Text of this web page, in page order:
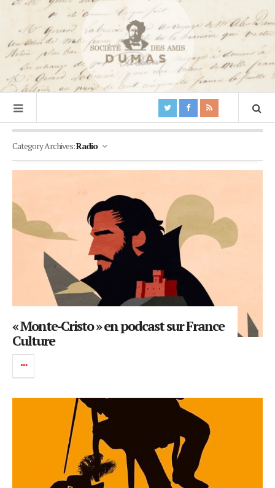
Category Archives:Radio
« Monte-Cristo » en podcast sur France
Culture